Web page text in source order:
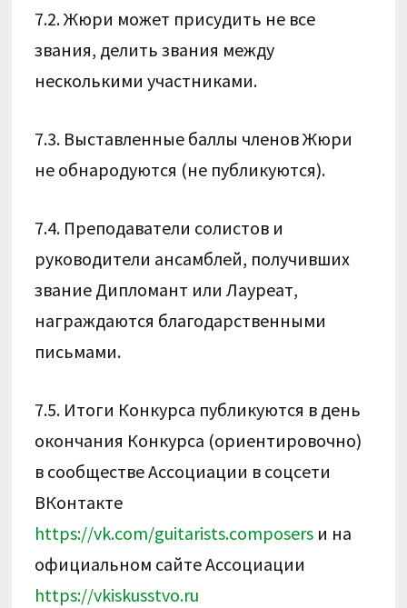
7.2. Жюри может присудить не все
звания, делить звания между
несколькими участниками.
7.3. Выставленные баллы членов Жюри
не обнародуются (не публикуются).
7.4. Преподаватели солистов и
руководители ансамблей, получивших
звание Дипломант или Лауреат,
награждаются благодарственными
письмами.
7.5. Итоги Конкурса публикуются в день
окончания Конкурса (ориентировочно)
в сообществе Ассоциации в соцсети
ВКонтакте
https://vk.com/guitarists.composers и на
официальном сайте Ассоциации
https://vkiskusstvo.ru